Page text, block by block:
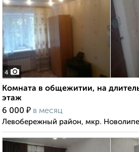
4
Комната в общежитии, на
этаж
6 000 ₽ в месяц
Левобережный район, мкр.